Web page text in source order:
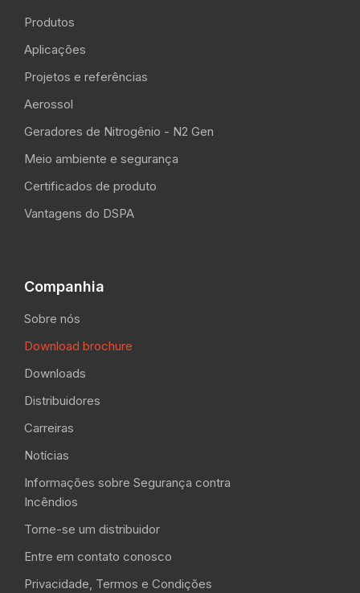
Produtos
Aplicações
Projetos e referências
Aerossol
Geradores de Nitrogênio - N2 Gen
Meio ambiente e segurança
Certificados de produto
Vantagens do DSPA
Companhia
Sobre nós
Download brochure
Downloads
Distribuidores
Carreiras
Notícias
Informações sobre Segurança contra
Incêndios
Torne-se um distribuidor
Entre em contato conosco
Privacidade, Termos e Condições